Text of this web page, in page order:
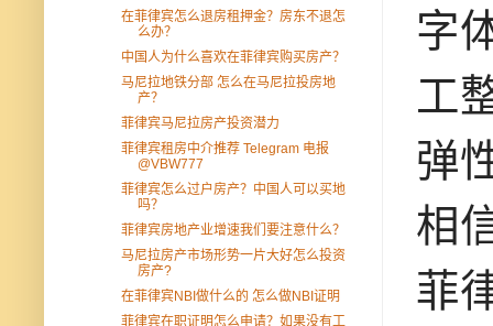
字
工
弹
相
菲
在菲律宾怎么退房租押金？房东不退怎
么办？
中国人为什么喜欢在菲律宾购买房产？
马尼拉地铁分部 怎么在马尼拉投房地
产？
菲律宾马尼拉房产投资潜力
菲律宾租房中介推荐 Telegram 电报
@VBW777
菲律宾怎么过户房产？中国人可以买地
吗？
菲律宾房地产业增速我们要注意什么？
马尼拉房产市场形势一片大好怎么投资
房产?
在菲律宾NBI做什么的 怎么做NBI证明
菲律宾在职证明怎么申请？如果没有工